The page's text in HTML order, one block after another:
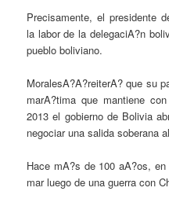
Precisamente, el presidente
la labor de la delegaciA?n
pueblo boliviano.
MoralesA?A?reiterA? que su
marA?tima que mantiene
2013 el gobierno de Bolivia
negociar una salida soberana
Hace mA?s de 100 aA?os,
mar luego de una guerra con